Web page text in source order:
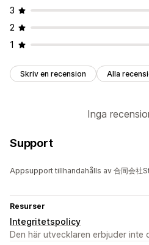
3
2
1
Skriv en recension Alla
Inga
Support
Appsupport tillhandahålls av 合同会社
Resurser
Integritetspolicy
Den här utvecklaren erbjuder inte